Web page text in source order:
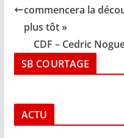
commencera la
plus tôt »
CDF – Cedric
SB COURTAGE
ACTU